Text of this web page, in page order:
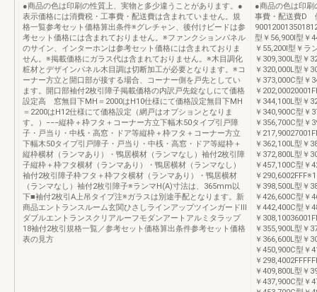
●商品の色は印刷の性質上、実物と多少違うことがあります。●
表示価格には消費税・工事費・配送費は含まれていません。規
格一覧参考セット価格算出条件※グレチャン、後付けビードは参
考セット価格には含まれておりません。※ファンクションパネル
のサイン、インターホンは参考セット価格には含まれておりま
せん。※掲載価格にガラス代は含まれておりません。※木目調化
粧材とデザインパネル木目調は切断加工が必要となります。※コ
ーナー方立と開口部が接する場合、コーナー側を戸先としてい
ます。開口部袖付2枚引障子掲載価格の内訳戸先錠なしにて価格
設定高 窓無目下MH＝2000はH10仕様にて価格設定無目下MH
＝2200はH12仕様にて価格設定（網戸はオプションとなりま
す。）−−−縦枠＋枠フタ＋コーナー方立下幅木50タイプ引戸障
子・戸当り・中桟・高窓・ドア等縦枠＋枠フタ＋コーナー方立
下幅木50タイプ引戸障子・戸当り・中桟・高窓・ドア等縦枠＋
縦枠横材（ランマあり）・鴨居横材（ランマなし）袖付2枚引障
子縦枠＋枠フタ横材（ランマあり）・鴨居横材（ランマなし）
袖付2枚引障子枠フタ＋枠フタ横材（ランマあり）・鴨居横材
（ランマなし）袖付2枚引障子※ランマH(A)寸法は、365mm以
下■袖付2枚引A上吊タイプ注※ガラスは別途手配となります。新
商品エントランスルーム玄関ひさしラインアップツインガードⅢ
ダブルエントランスクリアルーフモダンアートアルミタラップ
18袖付2枚引規格一覧／参考セット価格算出条件参考セット価格
表の見方
●商品の色は印
事費・配送費D
型￥56,900I型￥
￥55,200I型￥ラ
￥309,300L型￥
￥320,000L型￥
￥373,000C型￥
￥
￥344,100L型￥
￥340,900C型￥
￥356,700C型￥
￥
￥362,100L型￥
￥372,800L型￥
￥457,100C型￥
￥
￥398,500L型￥
￥426,600C型￥
￥442,400C型￥
￥
￥355,900L型￥
￥366,600L型￥
￥450,900C型￥
￥
￥409,800L型￥
￥437,900C型￥